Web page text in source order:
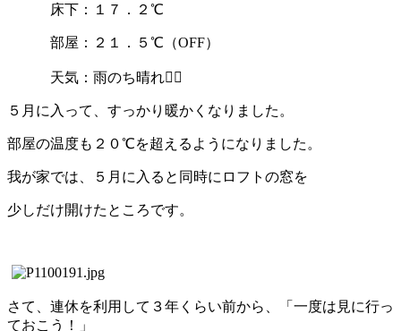
床下：１７．２℃
部屋：２１．５℃（OFF）
天気：雨のち晴れ
５月に入って、すっかり暖かくなりました。
部屋の温度も２０℃を超えるようになりました。
我が家では、５月に入ると同時にロフトの窓を
少しだけ開けたところです。
さて、連休を利用して３年くらい前から、「一度は見に行っ
ておこう！」